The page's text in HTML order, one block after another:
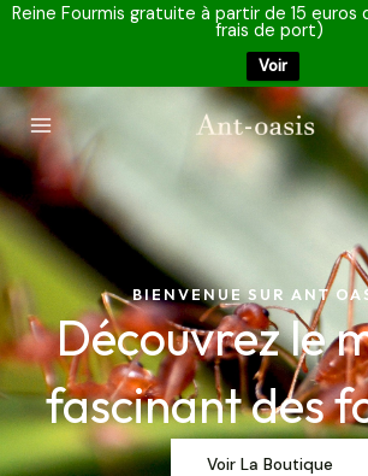
Reine Fourmis gratuite à partir de 15 euros
frais de port)
Voir
Aller
Main
Menu
BIENVENUE SUR ANT
Découvrez le
fascinant des
Voir La Boutique